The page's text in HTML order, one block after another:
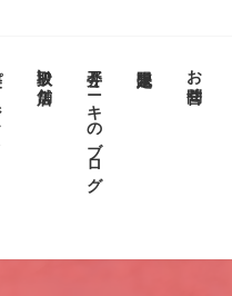
ト 取扱い店舗 今井アニキのブログ お問合せ